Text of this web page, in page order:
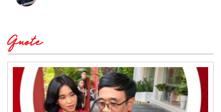
Quote